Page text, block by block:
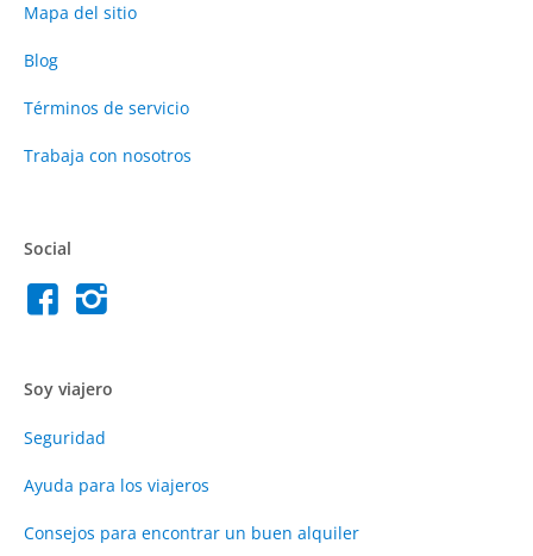
Mapa del sitio
Blog
Términos de servicio
Trabaja con nosotros
Social
Soy viajero
Seguridad
Ayuda para los viajeros
Consejos para encontrar un buen alquiler